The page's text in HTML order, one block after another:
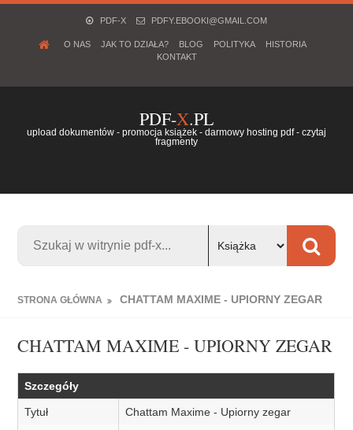
PDF-X PDFY.EBOOKI@GMAIL.COM
O NAS JAK TO DZIAŁA? BLOG POLITYKA
HISTORIA
KONTAKT
PDF-X.PL
upload dokumentów - promocja książek - darmowy hosting pdf - czytaj
fragmenty
STRONA GŁÓWNA CHATTAM MAXIME - UPIORNY ZEGAR
CHATTAM MAXIME - UPIORNY ZEGAR
Szczegóły
Tytuł
Chattam Maxime - Upiorny zegar